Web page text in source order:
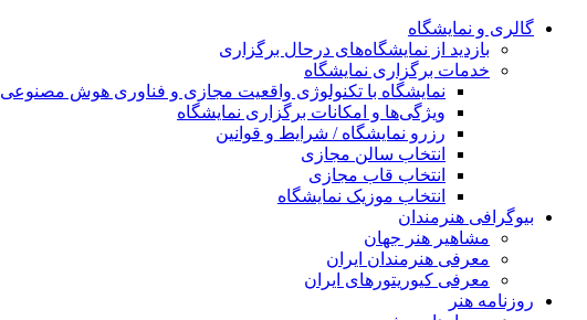
گالری و نمایشگاه
بازدید از نمایشگاه‌های درحال برگزاری
خدمات برگزاری نمایشگاه
نمایشگاه با تکنولوژی واقعیت مجازی و فناوری هوش مصنوعی
ویژگی‌ها و امکانات برگزاری نمایشگاه
رزرو نمایشگاه / شرایط و قوانین
انتخاب سالن مجازی
انتخاب قاب مجازی
انتخاب موزیک نمایشگاه
بیوگرافی هنرمندان
مشاهیر هنر جهان
معرفی هنرمندان ایران
معرفی کیوریتورهای ایران
روزنامه هنر